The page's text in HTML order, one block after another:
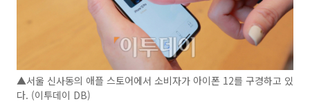
▲서울 신사동의 애플 스토어에서 소비자가 아이폰 12를 구경하고 있
다. (이투데이 DB)